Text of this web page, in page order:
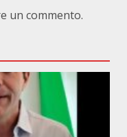
un commento.